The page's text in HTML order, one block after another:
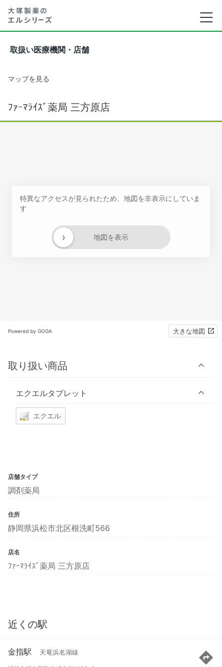
取扱い医療機関・店舗
マップを見る
ﾌｧｰﾏﾗｲｽﾞ薬局 三方原店
特異なアクセスが見られたため、地図を非表示にしていま
す
地図を表示
›
Powered by GOGA 大きな地図
取り扱い商品
エクエルタブレット
エクエル
店舗タイプ
調剤薬局
住所
静岡県浜松市北区根洗町566
店名
ﾌｧｰﾏﾗｲｽﾞ薬局 三方原店
近くの駅
金指駅 天竜浜名湖線